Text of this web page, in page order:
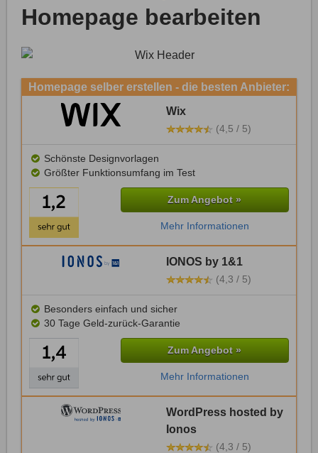
Homepage bearbeiten
Homepage selber erstellen - die besten Anbieter:
Wix
(4,5 / 5)
Schönste Designvorlagen
Größter Funktionsumfang im Test
Zum Angebot »
Mehr Informationen
IONOS by 1&1
(4,3 / 5)
Besonders einfach und sicher
30 Tage Geld-zurück-Garantie
Zum Angebot »
Mehr Informationen
WordPress hosted by
Ionos
(4,3 / 5)